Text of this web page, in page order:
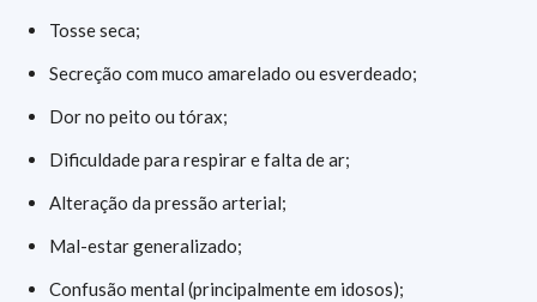
Tosse seca;
Secreção com muco amarelado ou esverdeado;
Dor no peito ou tórax;
Dificuldade para respirar e falta de ar;
Alteração da pressão arterial;
Mal-estar generalizado;
Confusão mental (principalmente em idosos);